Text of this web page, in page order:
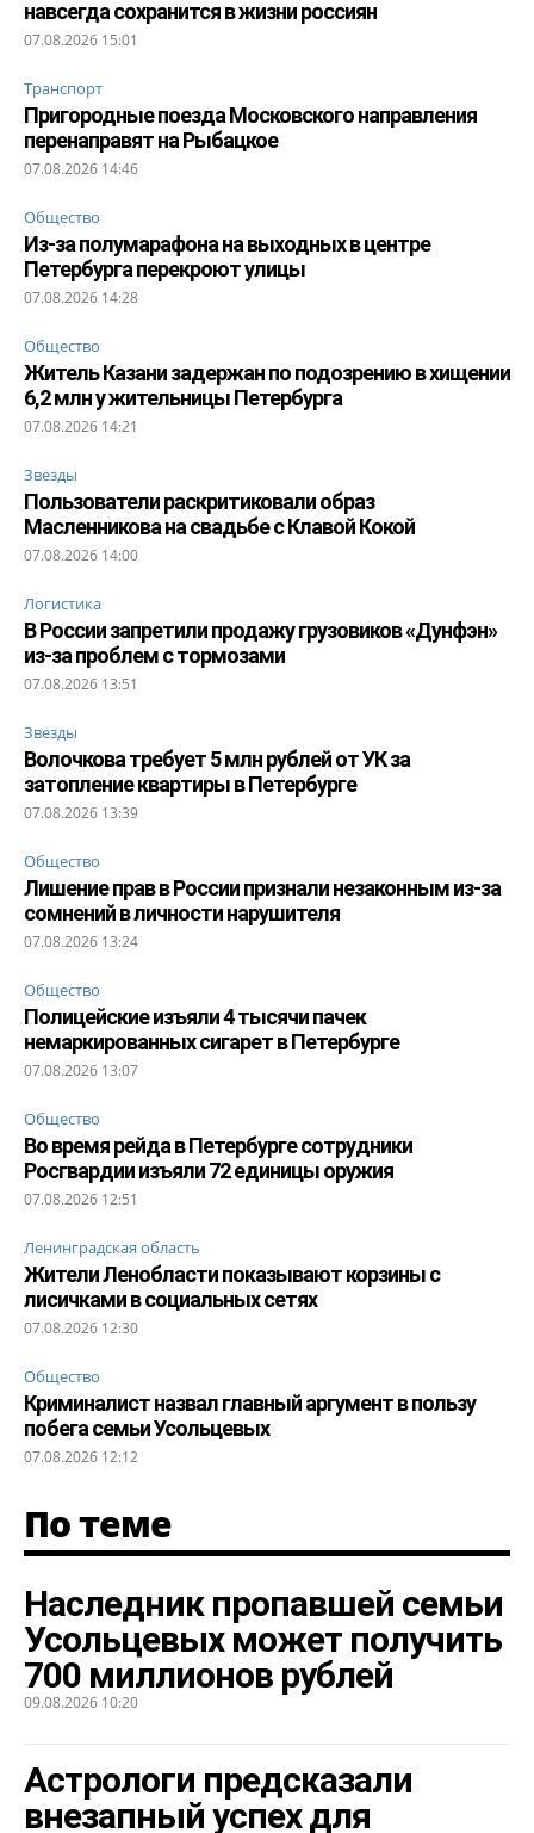
навсегда сохранится в жизни россиян
07.08.2026 15:01
Транспорт
Пригородные поезда Московского направления
перенаправят на Рыбацкое
07.08.2026 14:46
Общество
Из-за полумарафона на выходных в центре
Петербурга перекроют улицы
07.08.2026 14:28
Общество
Житель Казани задержан по подозрению в хищении
6,2 млн у жительницы Петербурга
07.08.2026 14:21
Звезды
Пользователи раскритиковали образ
Масленникова на свадьбе с Клавой Кокой
07.08.2026 14:00
Логистика
В России запретили продажу грузовиков «Дунфэн»
из-за проблем с тормозами
07.08.2026 13:51
Звезды
Волочкова требует 5 млн рублей от УК за
затопление квартиры в Петербурге
07.08.2026 13:39
Общество
Лишение прав в России признали незаконным из-за
сомнений в личности нарушителя
07.08.2026 13:24
Общество
Полицейские изъяли 4 тысячи пачек
немаркированных сигарет в Петербурге
07.08.2026 13:07
Общество
Во время рейда в Петербурге сотрудники
Росгвардии изъяли 72 единицы оружия
07.08.2026 12:51
Ленинградская область
Жители Ленобласти показывают корзины с
лисичками в социальных сетях
07.08.2026 12:30
Общество
Криминалист назвал главный аргумент в пользу
побега семьи Усольцевых
07.08.2026 12:12
По теме
Наследник пропавшей семьи
Усольцевых может получить
700 миллионов рублей
09.08.2026 10:20
Астрологи предсказали
внезапный успех для